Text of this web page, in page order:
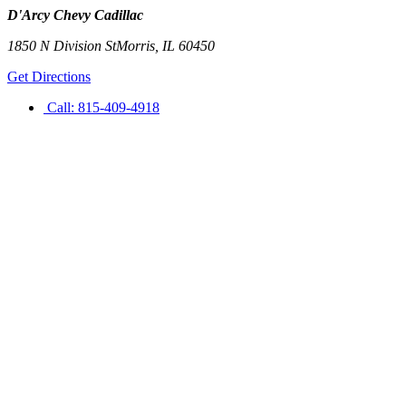
D'Arcy Chevy Cadillac
1850 N Division StMorris IL 60450
Get Directions
Call: 815-409-4918